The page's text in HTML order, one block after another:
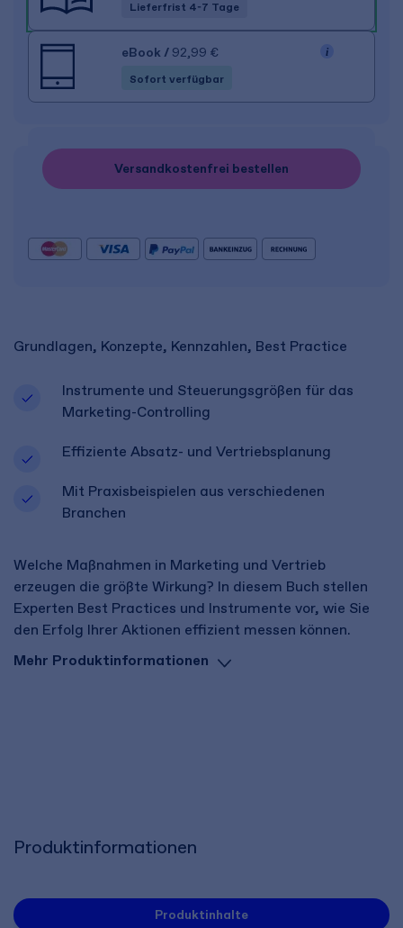
Grundlagen, Konzepte, Kennzahlen, Best Practice
Instrumente und Steuerungsgrößen für das
Marketing-Controlling
Effiziente Absatz- und Vertriebsplanung
Mit Praxisbeispielen aus verschiedenen
Branchen
Welche Maßnahmen in Marketing und Vertrieb
erzeugen die größte Wirkung? In diesem Buch stellen
Experten Best Practices und Instrumente vor, wie Sie
den Erfolg Ihrer Aktionen effizient messen können.
Mehr Produktinformationen
Lieferfrist 4-7 Tage
eBook / 92,99 €
Sofort verfügbar
Versandkostenfrei bestellen
Produktinformationen
Produktinhalte